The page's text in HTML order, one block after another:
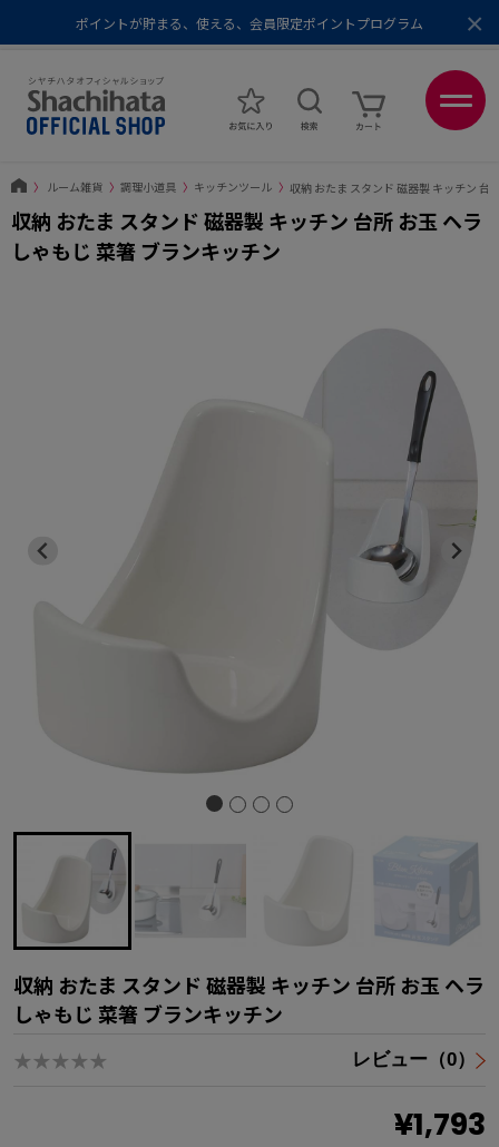
ポイントが貯まる、使える、会員限定ポイントプログラム
メール便1,500円以上 / 宅配便3,500円以上のお買い物で送料無料
あなたに最適なスタンプをシヤチハタがレコメンド
〉 ルーム雑貨 〉 調理小道具 〉 キッチンツール 〉 収納 おたま スタンド 磁器製 キッチン 台
収納 おたま スタンド 磁器製 キッチン 台所 お玉 ヘラ
しゃもじ 菜箸 ブランキッチン
×
収納 おたま スタンド 磁器製 キッチン 台所 お玉 ヘラ
しゃもじ 菜箸 ブランキッチン
★★★★★ レビュー（0）
¥1,793